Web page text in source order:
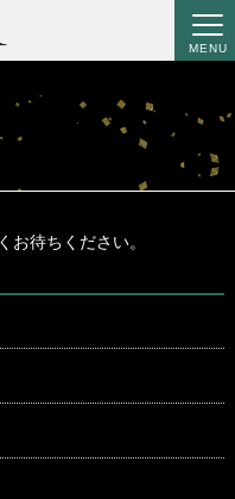
MENU
お待ちください。